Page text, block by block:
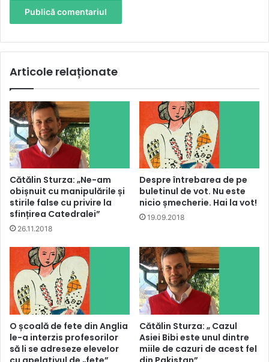
Articole relaționate
Cătălin Sturza: „Ne-am
obișnuit cu manipulările și
stirile false cu privire la
sfințirea Catedralei”
26.11.2018
Despre întrebarea de pe
buletinul de vot. Nu este
nicio șmecherie. Hai la vot!
19.09.2018
O școală de fete din Anglia
le-a interzis profesorilor
să li se adreseze elevelor
Cătălin Sturza: „ Cazul
Asiei Bibi este unul dintre
miile de cazuri de acest fel